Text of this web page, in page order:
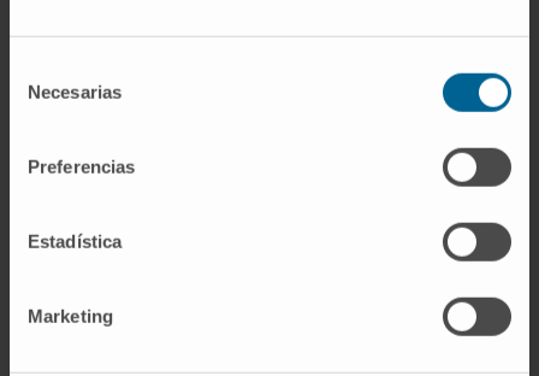
Necesarias
Preferencias
Estadística
Marketing
Meilleure institution sanitaire de la décennie
Meilleure page web d’une institution sanitaire et
Meilleur hôpital privé espagnol (OCU, 2012)
Monitor Empresarial de Reputación Corporative
Prix ABC Salud pour l’effort en R&D&i